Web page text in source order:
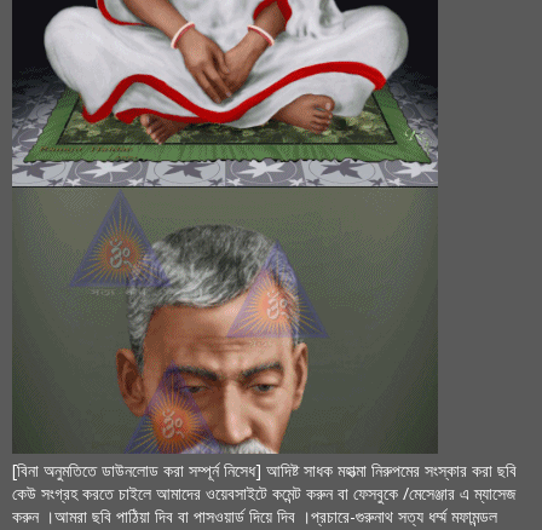
[বিনা অনুমতিতে ডাউনলোড করা সম্পূর্ন নিসেধ] আদিষ্ট সাধক মহাত্মা নিরুপমের সংস্কার করা ছবি
কেউ সংগ্রহ করতে চাইলে আমাদের ওয়েবসাইটে কমেন্ট করুন বা ফেসবুকে /মেসেঞ্জার এ ম্যাসেজ
করুন ।আমরা ছবি পাঠিয়া দিব বা পাসওয়ার্ড দিয়ে দিব ।প্রচারে-গুরুনাথ সত্য ধর্ম্ম মফামন্ডল